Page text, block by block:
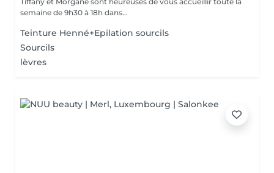
semaine de 9h30 à 18h dans...
Teinture Henné+Epilation sourcils
Sourcils
lèvres